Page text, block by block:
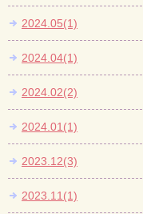
2024.05(1)
2024.04(1)
2024.02(2)
2024.01(1)
2023.12(3)
2023.11(1)